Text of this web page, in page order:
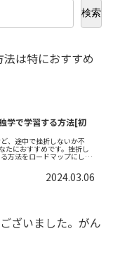
検索
は特におすすめ
学で学習する方法[初
、途中で挫折しないか不
たにおすすめです。挫折し
方法をロードマップにしま
2024.03.06
ざいました。がん